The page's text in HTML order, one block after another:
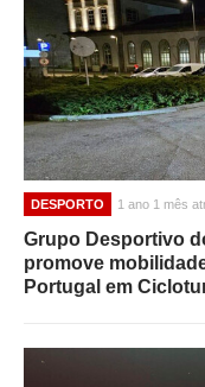
DESPORTO 1 ano 1 mês
Grupo Desportivo
promove
Portugal em